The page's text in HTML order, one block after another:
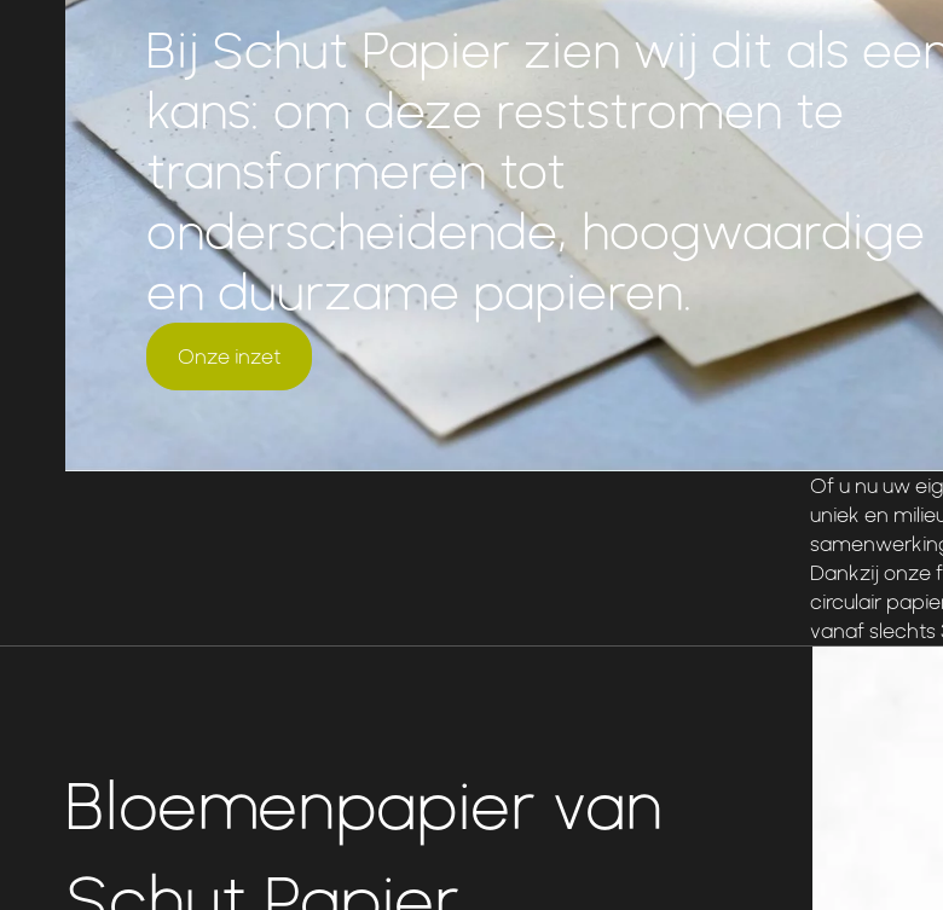
Bij Schut Papier zien wij dit als
kans: om deze reststromen te
transformeren tot
onderscheidende, hoogwaardige
en duurzame papieren.
Onze inzet
Of u nu uw
uniek en
Dankzij onze
circulair
vanaf slechts
Bloemenpapier van